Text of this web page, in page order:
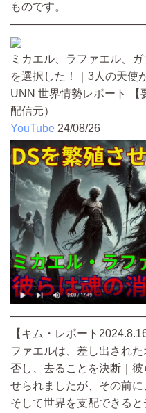
ものです。
ミカエル、ラファエル、
を選択した！｜3人の天使
UNN 世界情勢レポート 【
配信元）
YouTube 24/08/26
【キム・レポート
ファエルは、差し出され
否し、去ることを決断｜
せられましたが、その前に
そして世界を支配できる